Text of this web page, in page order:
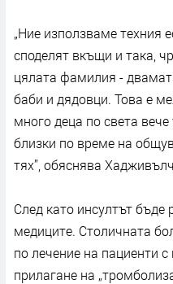
„Ние използваме техния
споделят вкъщи и така,
цялата фамилия -
баби и дядовци. Това е
много деца по света
близки по време на
тях”, обяснява
След като инсултът бъде
медиците. Столичната
по лечение на пациенти
прилагане на